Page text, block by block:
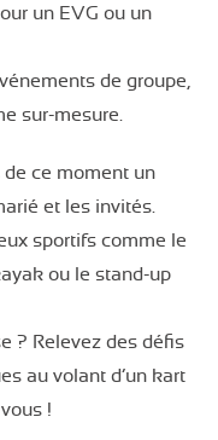
un EVG ou un
de groupe,
sur-mesure.
ce moment un
et les invités.
sportifs comme le
ou le stand-up
? Relevez des défis
au volant d’un kart
!